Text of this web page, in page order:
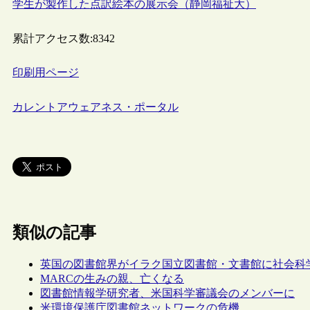
学生が製作した点訳絵本の展示会（静岡福祉大）
累計アクセス数:8342
印刷用ページ
カレントアウェアネス・ポータル
類似の記事
英国の図書館界がイラク国立図書館・文書館に社会科
MARCの生みの親、亡くなる
図書館情報学研究者、米国科学審議会のメンバーに
米環境保護庁図書館ネットワークの危機